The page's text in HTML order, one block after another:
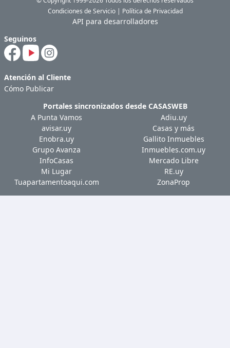
Seguinos
Atención al Cliente
Cómo Publicar
Condiciones de Servicio| Política de Privacidad
API para desarrolladores
Portales sincronizados desde CASASWEB
A Punta Vamos
Adiu.uy
avisar.uy
Casas y más
Enobra.uy
Gallito Inmuebles
Grupo Avanza
Inmuebles.com.uy
InfoCasas
Mercado Libre
Mi Lugar
RE.uy
Tuapartamentoaqui.com
ZonaProp